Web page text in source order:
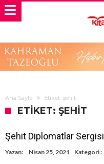
Ana Sayfa Etiket: şehit
ETIKET: ŞEHIT
Şehit Diplomatlar Sergisi
Yazan: Nisan 25, 2021 Kategori :